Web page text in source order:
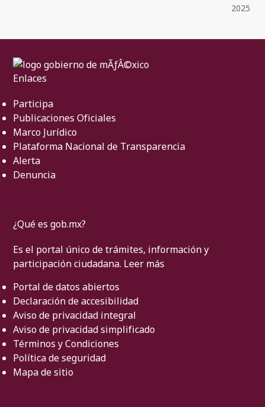
2025
Enlaces
Participa
Publicaciones Oficiales
Marco Jurídico
Plataforma Nacional de Transparencia
Alerta
Denuncia
¿Qué es gob.mx?
Es el portal único de trámites, información y
participación ciudadana. Leer más
Portal de datos abiertos
Declaración de accesibilidad
Aviso de privacidad integral
Aviso de privacidad simplificado
Términos y Condiciones
Política de seguridad
Mapa de sitio